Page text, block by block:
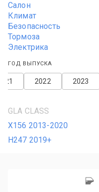
Салон
Климат
Безопасность
Тормоза
Электрика
ГОД ВЫПУСКА
2023
2022
GLA CLASS
X156 2013-2020
H247 2019+